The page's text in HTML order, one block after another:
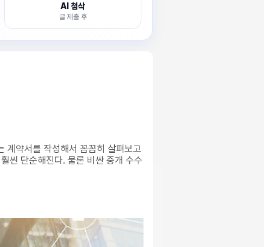
AI 첨삭
글 제출 후
계약서를 작성해서 꼼꼼히 살펴보고
씬 단순해진다. 물론 비싼 중개 수수